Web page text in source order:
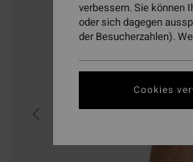
verbessern. Sie können
oder sich dagegen
der Besucherzahlen).
Cookies